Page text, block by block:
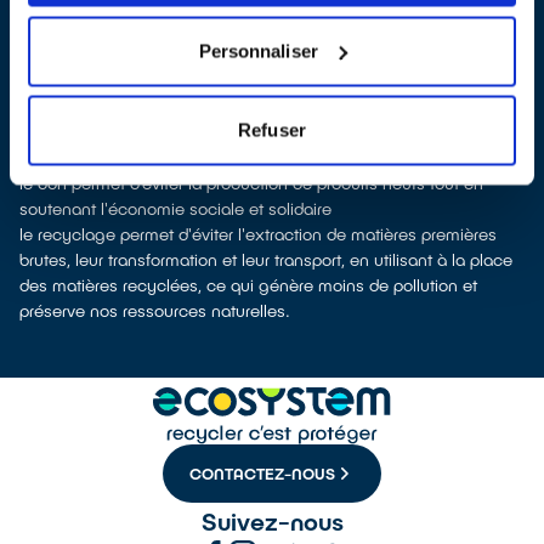
Personnaliser
Refuser
À Villeneuve-d'Ascq, les points de collecte, partenaires
que nous procédions à leur dépollution et leur recyclage.
Recycler, c’est économiser les ressources et réduire l’impact
environnemental
La production d’appareils électriques neufs est génératrice de
pollution et consommatrice de ressources naturelles.
le don permet d’éviter la production de produits neufs tout en
soutenant l'économie sociale et solidaire
le recyclage permet d'éviter l'extraction de matières premières
brutes, leur transformation et leur transport, en utilisant à la place
des matières recyclées, ce qui génère moins de pollution et
préserve nos ressources naturelles.
CONTACTEZ-NOUS
Suivez-nous